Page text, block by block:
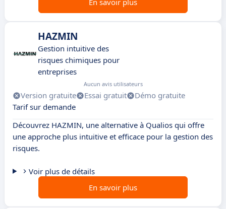
En savoir plus
HAZMIN
Gestion intuitive des
risques chimiques pour
entreprises
Aucun avis utilisateurs
Version gratuite Essai gratuit
Démo gratuite
Tarif sur demande
Découvrez HAZMIN, une alternative à Qualios qui offre
une approche plus intuitive et efficace pour la gestion des
risques.
Voir plus de détails
En savoir plus